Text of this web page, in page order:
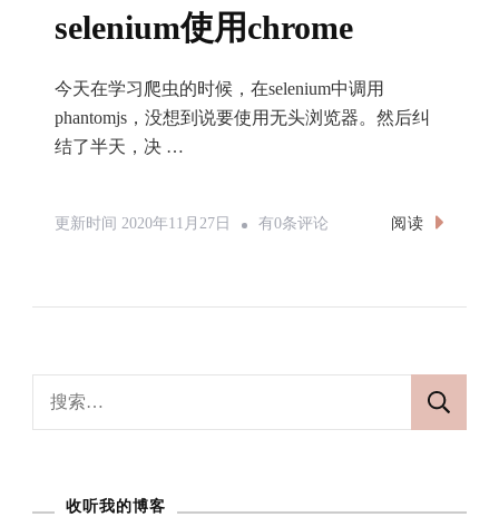
selenium使用chrome
今天在学习爬虫的时候，在selenium中调用
phantomjs，没想到说要使用无头浏览器。然后纠
结了半天，决 …
更新时间 2020年11月27日
Selenium
有0条评论 阅读
收听我的博客